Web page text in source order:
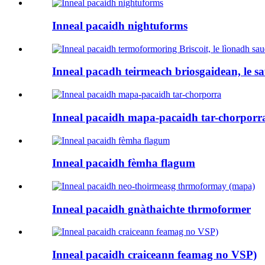
Inneal pacaidh nightuforms
Inneal pacadh teirmeach briosgaidean, le
Inneal pacaidh mapa-pacaidh tar-
Inneal pacaidh fèmha flagum
Inneal pacaidh gnàthaichte thrmoformer
Inneal pacaidh craiceann feamag no VSP)